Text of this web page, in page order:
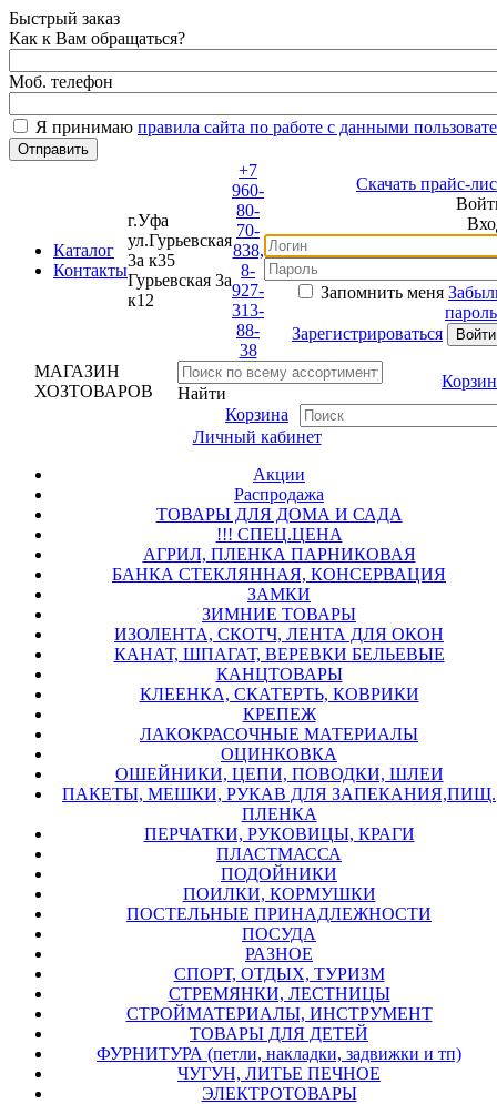
Быстрый заказ
Как к Вам обращаться?
Моб. телефон
Я принимаюправила сайта по работе с данными
Каталог
Контакты
г.Уфа
ул.Гурьевская
3а к35
Гурьевская 3а
к12
+7
960-
80-
70-
838,
8-
927-
313-
88-
38
Скачать прайс-лист
Войти
Вход
Запомнить меня Забыли
пароль?
Зарегистрироваться
МАГАЗИН
ХОЗТОВАРОВ
Найти
Корзина
Корзина
Личный кабинет
Акции
Распродажа
ТОВАРЫ ДЛЯ ДОМА И САДА
!!! СПЕЦ.ЦЕНА
АГРИЛ, ПЛЕНКА ПАРНИКОВАЯ
БАНКА СТЕКЛЯННАЯ, КОНСЕРВАЦИЯ
ЗАМКИ
ЗИМНИЕ ТОВАРЫ
ИЗОЛЕНТА, СКОТЧ, ЛЕНТА ДЛЯ ОКОН
КАНАТ, ШПАГАТ, ВЕРЕВКИ БЕЛЬЕВЫЕ
КАНЦТОВАРЫ
КЛЕЕНКА, СКАТЕРТЬ, КОВРИКИ
КРЕПЕЖ
ЛАКОКРАСОЧНЫЕ МАТЕРИАЛЫ
ОЦИНКОВКА
ОШЕЙНИКИ, ЦЕПИ, ПОВОДКИ, ШЛЕИ
ПАКЕТЫ, МЕШКИ, РУКАВ ДЛЯ ЗАПЕКАНИЯ,ПИЩ.
ПЛЕНКА
ПЕРЧАТКИ, РУКОВИЦЫ, КРАГИ
ПЛАСТМАССА
ПОДОЙНИКИ
ПОИЛКИ, КОРМУШКИ
ПОСТЕЛЬНЫЕ ПРИНАДЛЕЖНОСТИ
ПОСУДА
РАЗНОЕ
СПОРТ, ОТДЫХ, ТУРИЗМ
СТРЕМЯНКИ, ЛЕСТНИЦЫ
СТРОЙМАТЕРИАЛЫ, ИНСТРУМЕНТ
ТОВАРЫ ДЛЯ ДЕТЕЙ
ФУРНИТУРА (петли, накладки, задвижки и тп)
ЧУГУН, ЛИТЬЕ ПЕЧНОЕ
ЭЛЕКТРОТОВАРЫ